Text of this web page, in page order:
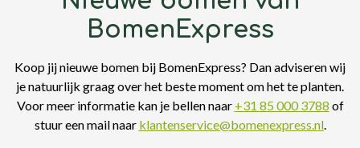
BomenExpress
Koop jij nieuwe bomen bij BomenExpress? Dan adviseren wij
je natuurlijk graag over het beste moment om het te planten.
Voor meer informatie kan je bellen naar +31 85 000 3788 of
stuur een mail naar klantenservice@bomenexpress.nl.